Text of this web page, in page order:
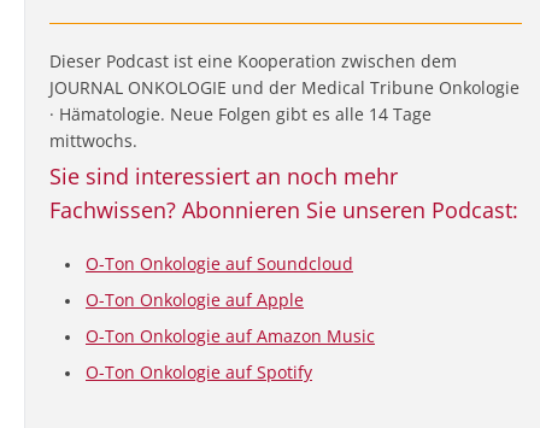
Dieser Podcast ist eine Kooperation zwischen dem
JOURNAL ONKOLOGIE und der Medical Tribune Onkologie
· Hämatologie. Neue Folgen gibt es alle 14 Tage
mittwochs.
Sie sind interessiert an noch mehr
Fachwissen? Abonnieren Sie unseren Podcast:
O-Ton Onkologie auf Soundcloud
O-Ton Onkologie auf Apple
O-Ton Onkologie auf Amazon Music
O-Ton Onkologie auf Spotify